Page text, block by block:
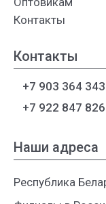
Контакты
Контакты
+7 903 364
+7 922 847
Наши адреса
Республика